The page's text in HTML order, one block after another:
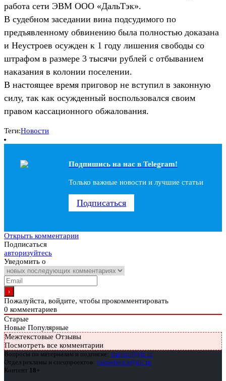
работа сети ЭВМ ООО «ДальТэк».
В судебном заседании вина подсудимого по
предъявленному обвинению была полностью доказана
и Неустроев осужден к 1 году лишения свободы со
штрафом в размере 3 тысячи рублей с отбыванием
наказания в колонии поселении.
В настоящее время приговор не вступил в законную
силу, так как осужденный воспользовался своим
правом кассационного обжалования.
Теги:Новости
Подпишись на наc в Telegram!
Только важные новости и лучшие статьи
Подписаться
Открыть комментарии
Подписаться
авторизуйтесь
Уведомить о
Пожалуйста, войдите, чтобы прокомментировать
0 комментариев
Старые
Новые Популярные
Межтекстовые Отзывы
Посмотреть все комментарии
Вопросы по материалам и подписке: support@glc.ru
Отдел рекламы и спецпроектов: yakovleva.a@glc.ru
Контент 18+